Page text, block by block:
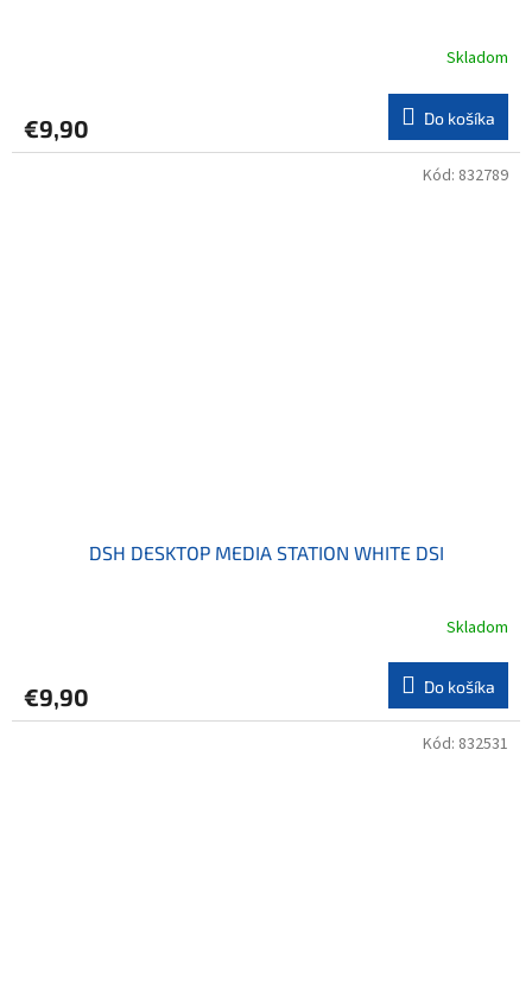
Skladom
€9,90 Do košíka
DSH DESKTOP MEDIA STATION WHITE DSI
Skladom
€9,90 Do košíka
Kód: 832789
Kód: 832531